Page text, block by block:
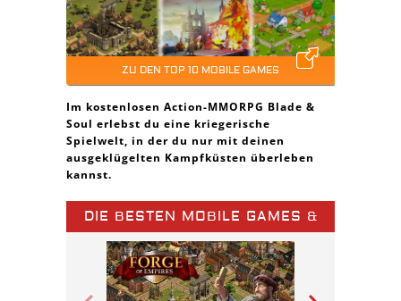
ZU DEN TOP 10 MOBILE GAMES
Im kostenlosen Action-MMORPG Blade &
Soul erlebst du eine kriegerische
Spielwelt, in der du nur mit deinen
ausgeklügelten Kampfküsten überleben
kannst.
DIE BESTEN MOBILE GAMES &
SPIELE APPS